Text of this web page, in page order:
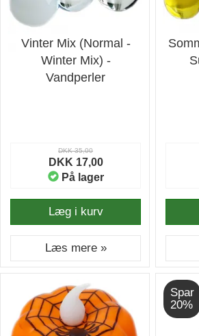
Vinter Mix (Normal -
Winter Mix) -
Vandperler
DKK 35,00
DKK 17,00
På lager
Læg i kurv
Læs mere »
Spar
20%